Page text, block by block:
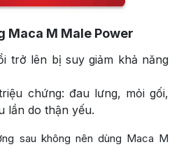
Maca M Male Power
trở lên bị suy giảm khả năng
chứng: đau lưng, mỏi gối,
lần do thận yếu.
sau không nên dùng Maca M